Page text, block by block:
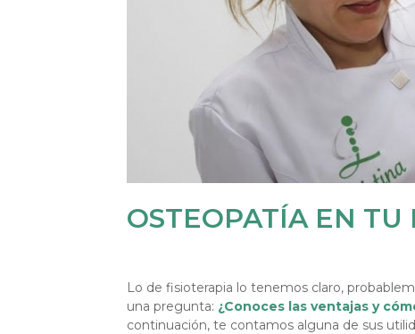
OSTEOPATÍA EN
Lo de fisioterapia lo tenemos claro,
una pregunta: ¿Conoces las ventajas y
continuación, te contamos alguna de sus